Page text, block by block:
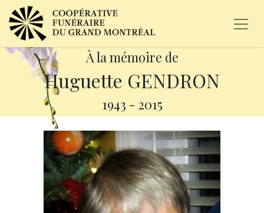
À la mémoire de
Huguette GENDRON
1943 - 2015